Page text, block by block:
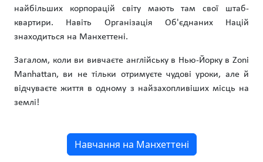
найбільших корпорацій світу мають там свої штаб-
квартири. Навіть Організація Об'єднаних Націй
знаходиться на Манхеттені.
Загалом, коли ви вивчаєте англійську в Нью-Йорку в Zoni
Manhattan, ви не тільки отримуєте чудові уроки, але й
відчуваєте життя в одному з найзахопливіших місць на
землі!
Навчання на Манхеттені